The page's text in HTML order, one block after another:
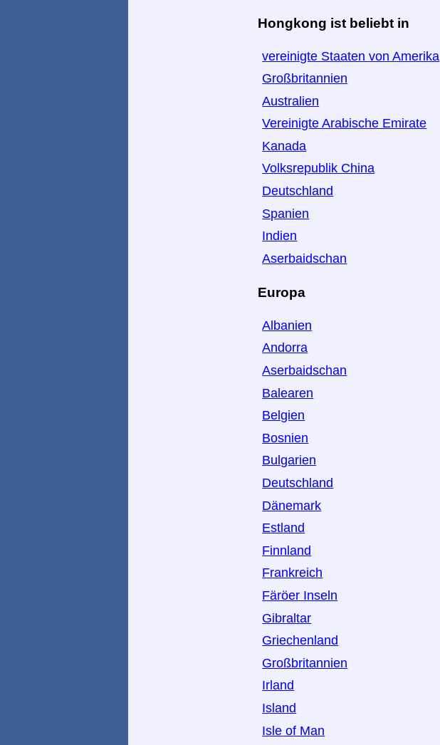
Hongkong ist beliebt in
vereinigte Staaten von Amerika
Großbritannien
Australien
Vereinigte Arabische Emirate
Kanada
Volksrepublik China
Deutschland
Spanien
Indien
Aserbaidschan
Europa
Albanien
Andorra
Aserbaidschan
Balearen
Belgien
Bosnien
Bulgarien
Deutschland
Dänemark
Estland
Finnland
Frankreich
Färöer Inseln
Gibraltar
Griechenland
Großbritannien
Irland
Island
Isle of Man